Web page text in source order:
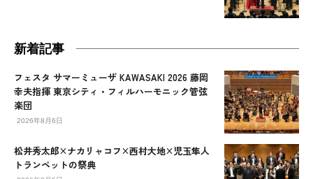
新着記事
フェスタ サマーミューザ KAWASAKI 2026 藤岡
幸夫指揮 東京シティ・フィルハーモニック管弦
楽団
2026年8月6日
松井秀太郎×ナカリャコフ×西村大地×児玉隼人
トランペットの祭典